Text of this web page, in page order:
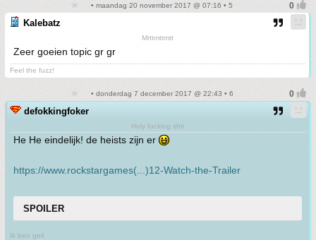
• maandag 20 november 2017 @ 07:16 • 5
Kalebatz
Mrttmttmtt
Zeer goeien topic gr gr
Feel the fuzz!
• donderdag 7 december 2017 @ 22:43 • 6
defokkingfoker
Holy fucking shit
He He eindelijk! de heists zijn er
https://www.rockstargames(...)12-Watch-the-Trailer
SPOILER
Ik ben geil